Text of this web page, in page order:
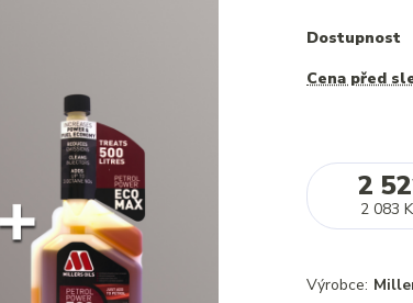
Dostupnost
Cena před
2
2 083
Výrobce: